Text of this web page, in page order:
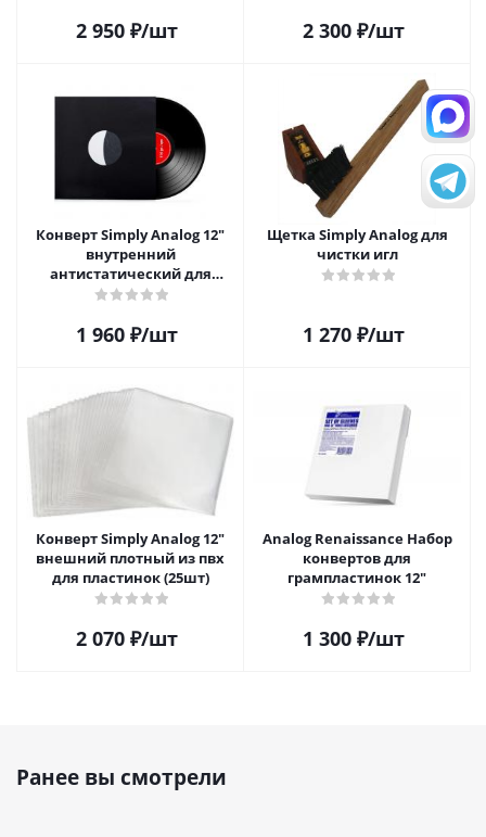
2 950₽/шт 2 300₽/шт
Конверт Simply Analog 12"
внутренний
антистатический для
пластинок (25 шт)
1 960₽/шт
Щетка Simply Analog для
чистки игл
1 270₽/шт
Конверт Simply Analog 12"
внешний плотный из пвх
для пластинок (25шт)
2 070₽/шт
Analog Renaissance Набор
конвертов для
грампластинок 12"
1 300₽/шт
Ранее вы смотрели